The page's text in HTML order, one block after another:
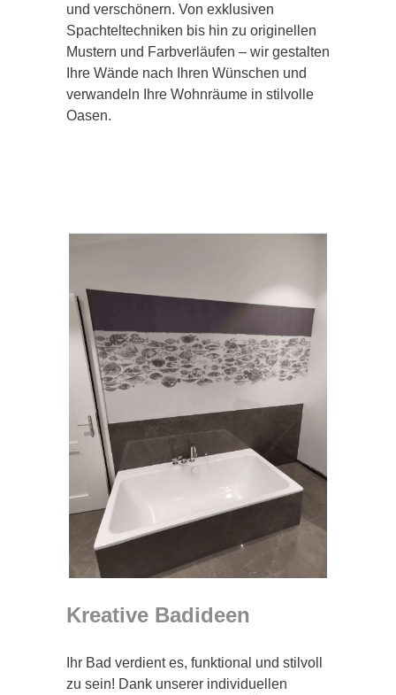
und verschönern. Von exklusiven
Spachteltechniken bis hin zu originellen
Mustern und Farbverläufen – wir gestalten
Ihre Wände nach Ihren Wünschen und
verwandeln Ihre Wohnräume in stilvolle
Oasen.
Kreative Badideen
Ihr Bad verdient es, funktional und stilvoll
zu sein! Dank unserer individuellen